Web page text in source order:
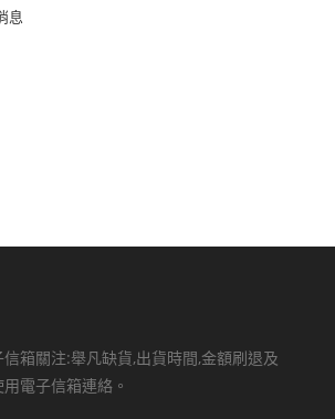
息
箱關注:舉凡缺貨,出貨時間,金額刷退及
電子信箱連絡。